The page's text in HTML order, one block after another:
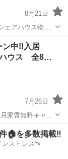
8月21日
ェアハウス物件
賃58,000円+管理光熱費14,000円 個室・ベッド・エアコン完備 -------...
ン中!!入居
ハウス 全8…
7月26日
家賃無料キャン
り,再契約可、早
!】 http:...
個室
🏠を多数掲載‼️
ストレス🐾